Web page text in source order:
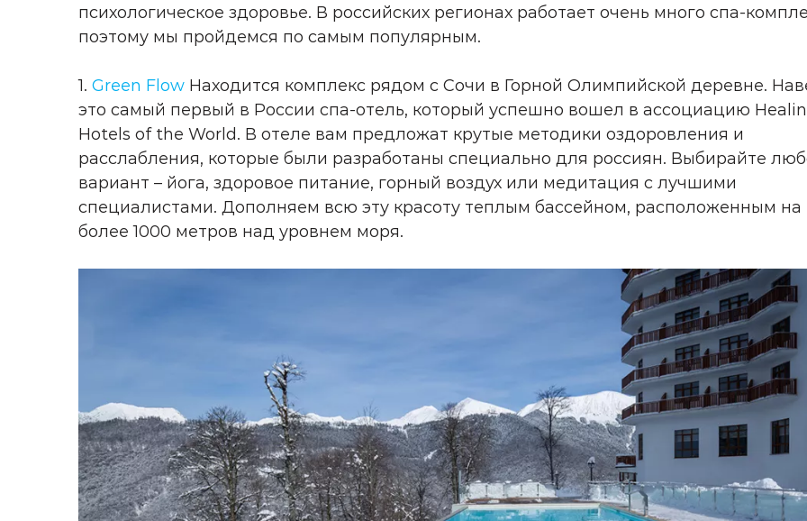
психологическое здоровье. В российских регионах работает очень много спа-
поэтому мы пройдемся по самым популярным.
1. Green Flow Находится комплекс рядом с Сочи в Горной Олимпийской деревне.
это самый первый в России спа-отель, который успешно вошел в ассоциацию
Hotels of the World. В отеле вам предложат крутые методики оздоровления и
расслабления, которые были разработаны специально для россиян. Выбирайте
вариант – йога, здоровое питание, горный воздух или медитация с лучшими
специалистами. Дополняем всю эту красоту теплым бассейном, расположенным на
более 1000 метров над уровнем моря.